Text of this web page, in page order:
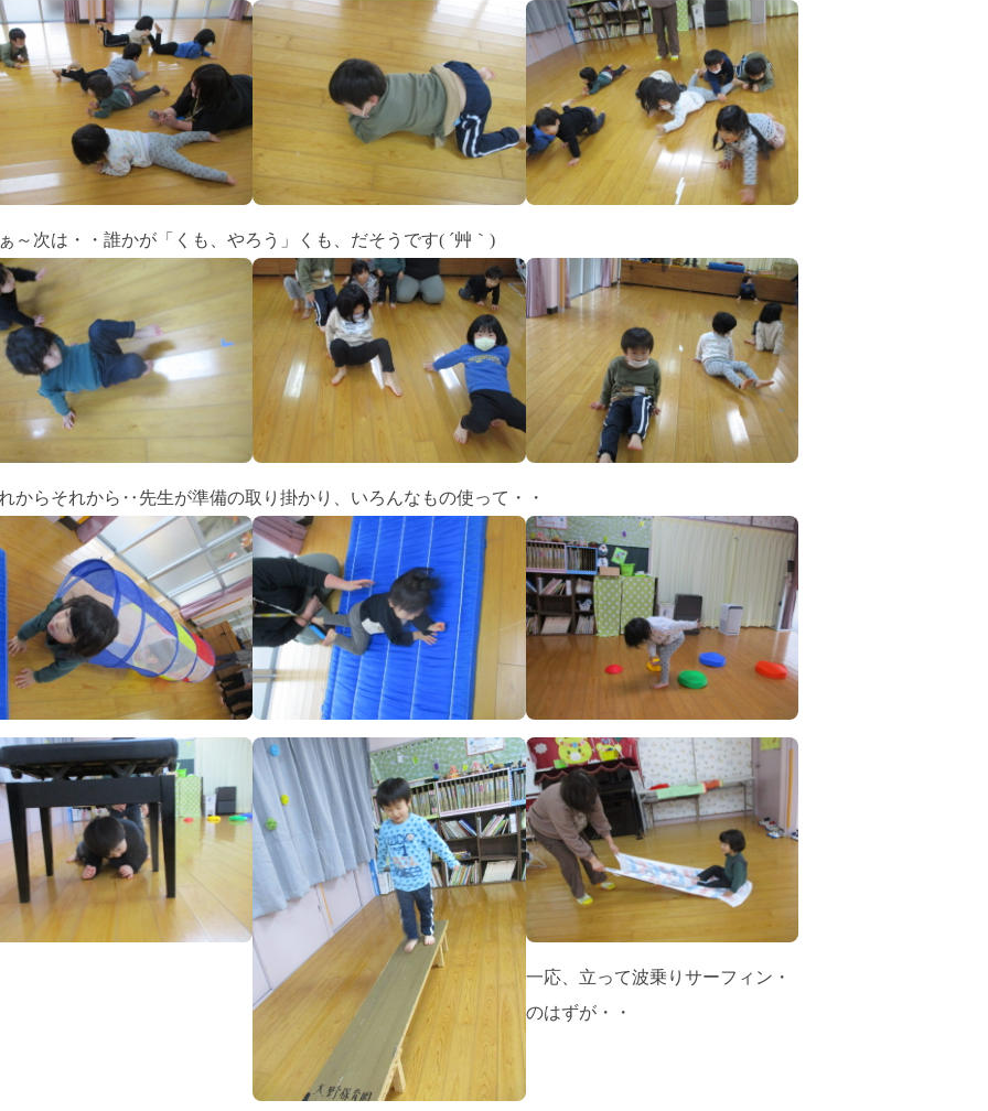
～次は・・誰かが「くも、やろう」くも、だそうです( ´艸｀)
からそれから‥先生が準備の取り掛かり、いろんなもの使って・・
一応、立って波乗りサーフィン・
のはずが・・